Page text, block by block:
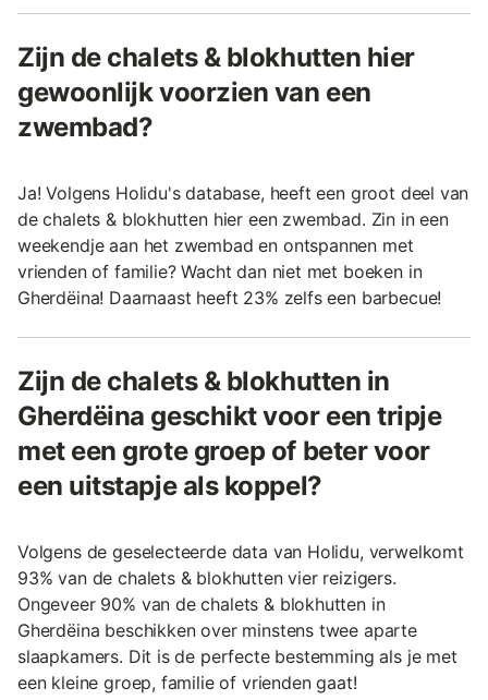
Zijn de chalets & blokhutten hier
gewoonlijk voorzien van een
zwembad?
Ja! Volgens Holidu's database, heeft een groot deel van
de chalets & blokhutten hier een zwembad. Zin in een
weekendje aan het zwembad en ontspannen met
vrienden of familie? Wacht dan niet met boeken in
Gherdëina! Daarnaast heeft 23% zelfs een barbecue!
Zijn de chalets & blokhutten in
Gherdëina geschikt voor een tripje
met een grote groep of beter voor
een uitstapje als koppel?
Volgens de geselecteerde data van Holidu, verwelkomt
93% van de chalets & blokhutten vier reizigers.
Ongeveer 90% van de chalets & blokhutten in
Gherdëina beschikken over minstens twee aparte
slaapkamers. Dit is de perfecte bestemming als je met
een kleine groep, familie of vrienden gaat!